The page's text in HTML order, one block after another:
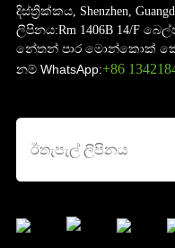
දිස්ත්‍රික්කය, Shenzhen,
ලිපිනය:Rm 1406B 14/F
නේතන් පාර මොන්කොක්
නම් WhatsApp:+86